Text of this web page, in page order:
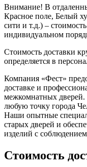
Внимание! В
Красное поле, Белый
сити и т.д.) –
индивидуальном
Стоимость доставки
определяется в
Компания «Фест»
доставке и
межкомнатных дверей.
любую точку города
Наши опытные
старых дверей и
изделий с
Стоимость